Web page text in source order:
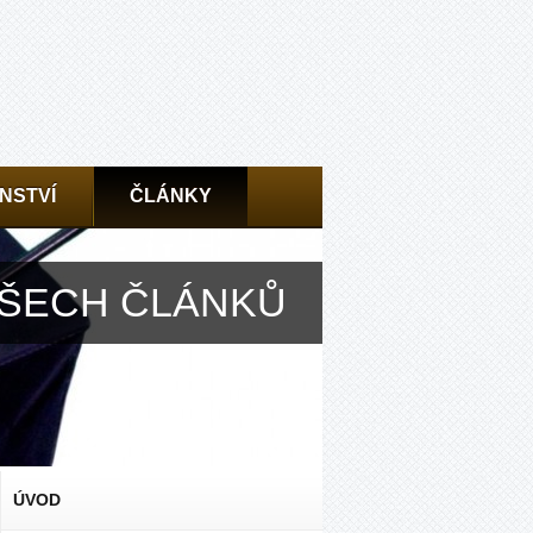
ČLÁNKY
ČLÁNKŮ
ÚVOD